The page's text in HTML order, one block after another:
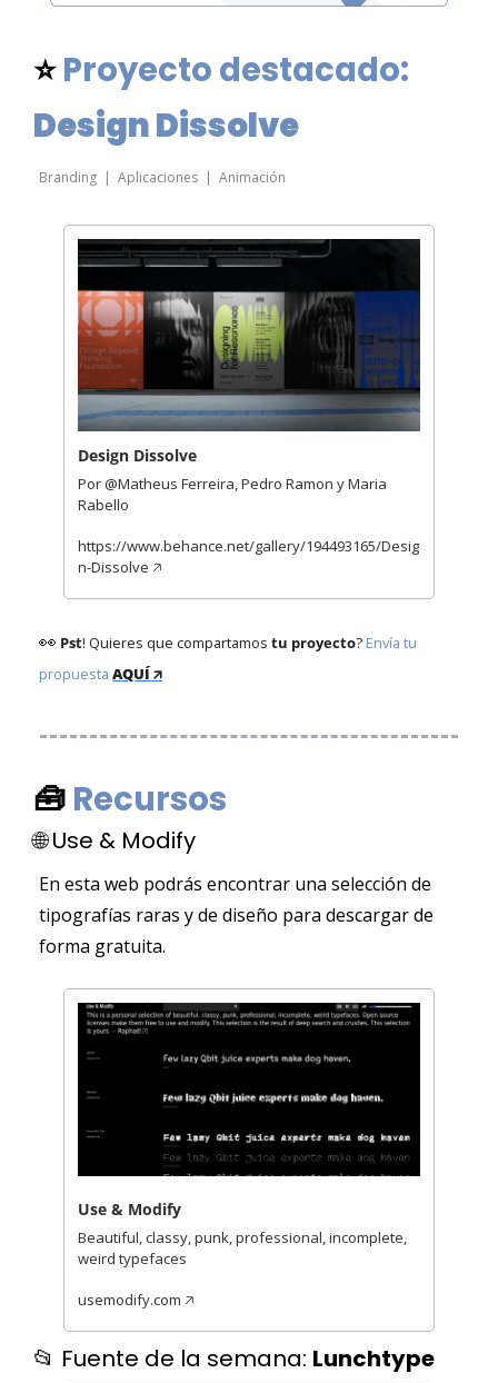
⭐
Design Dissolve
Branding  |  Aplicaciones  |  Animación
Design Dissolve
Por @Matheus Ferreira, Pedro Ramon y Maria
Rabello
https://www.behance.net/gallery/194493165/Desig
n-Dissolve 🡥
👀 Pst! Quieres que compartamos tu proyecto? Envía tu
propuesta AQUÍ 🡭
🧰 Recursos
🌐 Use & Modify
En esta web podrás encontrar una selección de
tipografías raras y de diseño para descargar de
forma gratuita.
Use & Modify
Beautiful, classy, punk, professional, incomplete,
weird typefaces
usemodify.com 🡥
📂 Fuente de la semana: Lunchtype